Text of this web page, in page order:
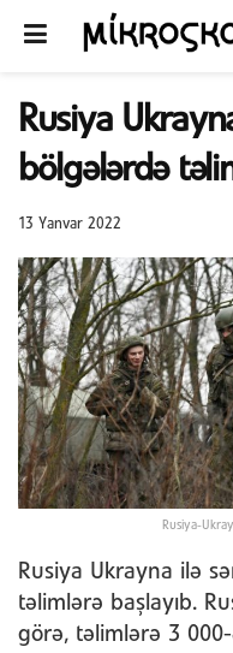
Rusiya
bölgələrdə
13 Yanvar 2022
Rusiya-
Rusiya Ukrayna ilə
təlimlərə başlayıb.
görə, təlimlərə 3